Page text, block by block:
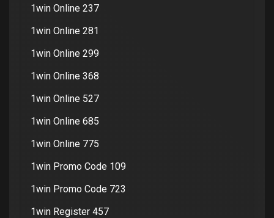
1win Online 237
1win Online 281
1win Online 299
1win Online 368
1win Online 527
1win Online 685
1win Online 775
1win Promo Code 109
1win Promo Code 723
1win Register 457